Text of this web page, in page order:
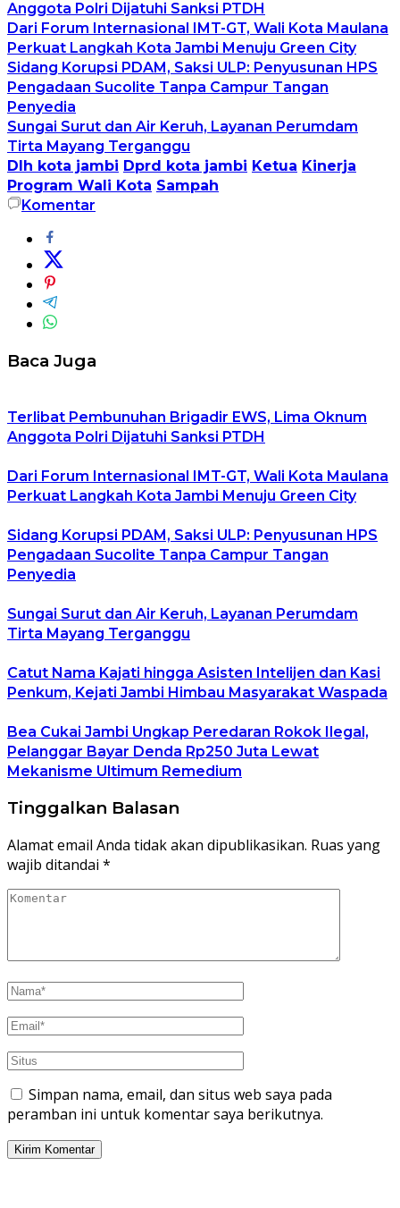
Anggota Polri Dijatuhi Sanksi PTDH
Dari Forum Internasional IMT-GT, Wali Kota Maulana
Perkuat Langkah Kota Jambi Menuju Green City
Sidang Korupsi PDAM, Saksi ULP: Penyusunan HPS
Pengadaan Sucolite Tanpa Campur Tangan
Penyedia
Sungai Surut dan Air Keruh, Layanan Perumdam
Tirta Mayang Terganggu
Dlh kota jambi Dprd kota jambi Ketua Kinerja
Program Wali Kota Sampah
Komentar
Baca Juga
Terlibat Pembunuhan Brigadir EWS, Lima Oknum
Anggota Polri Dijatuhi Sanksi PTDH
Dari Forum Internasional IMT-GT, Wali Kota Maulana
Perkuat Langkah Kota Jambi Menuju Green City
Sidang Korupsi PDAM, Saksi ULP: Penyusunan HPS
Pengadaan Sucolite Tanpa Campur Tangan
Penyedia
Sungai Surut dan Air Keruh, Layanan Perumdam
Tirta Mayang Terganggu
Catut Nama Kajati hingga Asisten Intelijen dan Kasi
Penkum, Kejati Jambi Himbau Masyarakat Waspada
Bea Cukai Jambi Ungkap Peredaran Rokok Ilegal,
Pelanggar Bayar Denda Rp250 Juta Lewat
Mekanisme Ultimum Remedium
Tinggalkan Balasan
Alamat email Anda tidak akan dipublikasikan. Ruas yang
wajib ditandai *
Simpan nama, email, dan situs web saya pada
peramban ini untuk komentar saya berikutnya.